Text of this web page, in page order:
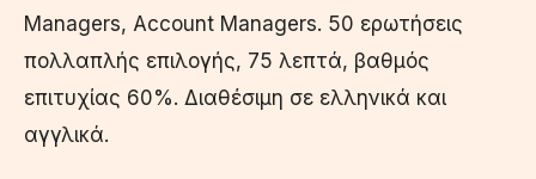
Managers, Account Managers. 50 ερωτήσεις
πολλαπλής επιλογής, 75 λεπτά, βαθμός
επιτυχίας 60%. Διαθέσιμη σε ελληνικά και
αγγλικά.